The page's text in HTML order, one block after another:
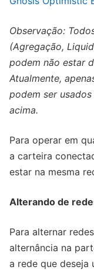
Observação:
(Agregação,
podem não estar
Atualmente,
podem ser
acima.
Para operar em
a carteira
estar na mesma
Alterando de
Para alternar
alternância na
a rede que deseja